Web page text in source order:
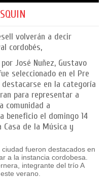
volverán a decir
cordobés,
José Nuñez, Gustavo
seleccionado en el Pre
en la categoría
para representar a
comunidad a
beneficio el domingo 14
de la Música y
fueron destacados en
a la instancia cordobesa.
integrante del trío A
verano.